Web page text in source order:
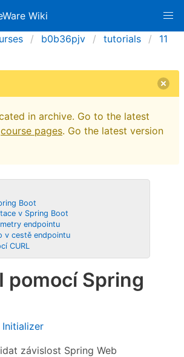
Wiki
b0b36pjv tutorials
11
in archive. Go to the latest
course pages. Go the latest version
Boot
v Spring Boot
endpointu
v cestě endpointu
CURL
pomocí Spring
závislost Spring Web